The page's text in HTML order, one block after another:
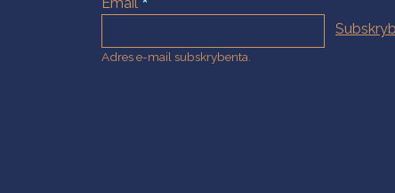
Adres e-mail subskrybenta.